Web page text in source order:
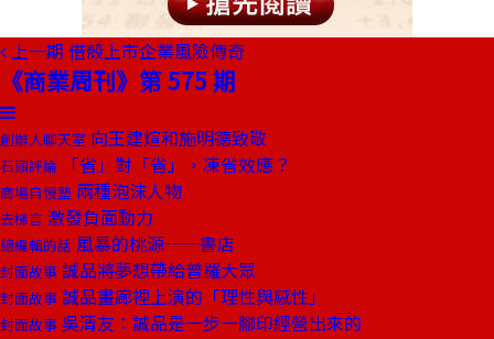
上一期 借殼上市企業風險傳奇
《商業周刊》第 575 期
創辦人聊天室 向王建煊和施明德致敬
石頭評論 「省」對「省」，凍省效應？
商場自慢塾 兩種泡沫人物
去梯言 激發負面動力
總編輯的話 風暴的桃源──書店
封面故事 誠品將夢想帶給普羅大眾
封面故事 誠品畫廊裡上演的「理性與感性」
封面故事 吳清友：誠品是一步一腳印經營出來的